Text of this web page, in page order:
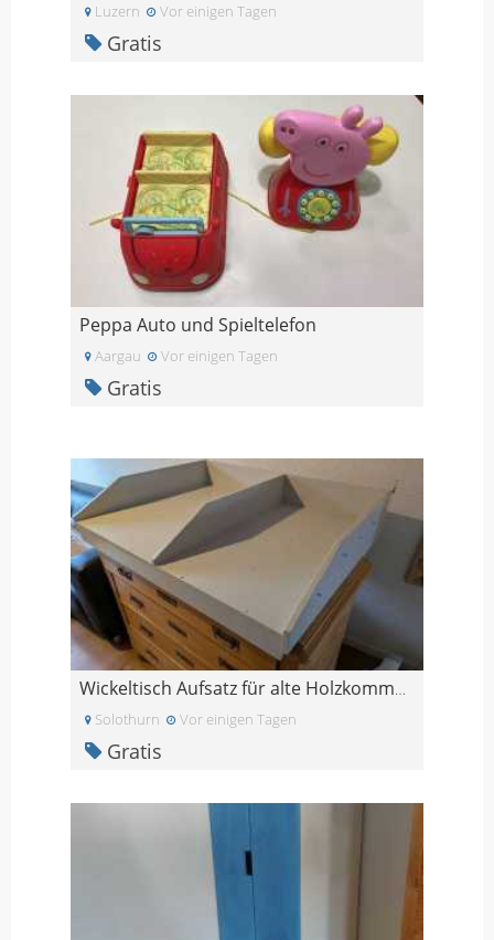
Luzern Vor einigen Tagen
Gratis
Peppa Auto und Spieltelefon
Aargau Vor einigen Tagen
Gratis
Wickeltisch Aufsatz für alte Holzkommode
Solothurn Vor einigen Tagen
Gratis